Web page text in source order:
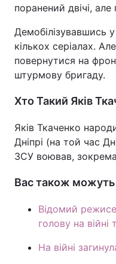
поранений двічі,
Демобілізувавшись
кількох серіалах.
повернутися на
штурмову бригаду.
Хто Такий Яків
Яків Ткаченко
Дніпрі (на той час
ЗСУ воював,
Вас також можуть
Відомий
голову на війні
На війні